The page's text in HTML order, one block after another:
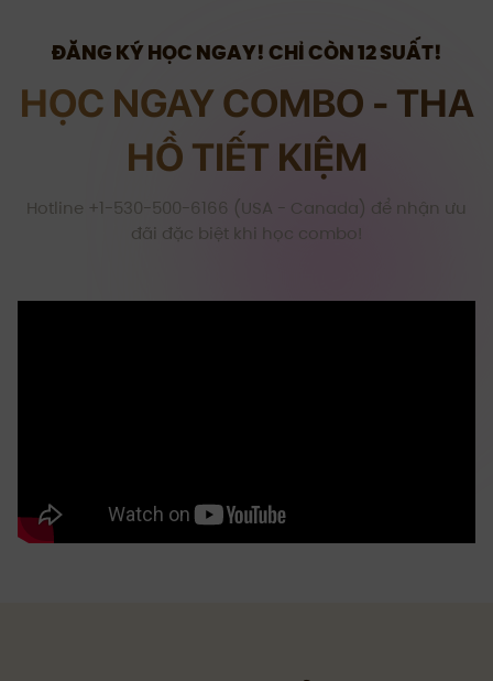
ĐĂNG KÝ HỌC NGAY! CHỈ CÒN 12 SUẤT!
HỌC NGAY COMBO - THA
HỒ TIẾT KIỆM
Hotline +1-530-500-6166 (USA - Canada) để nhận ưu
đãi đặc biệt khi học combo!